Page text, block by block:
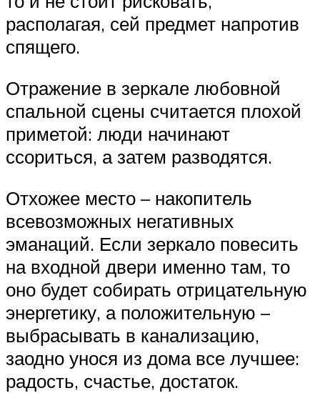
располагая, сей предмет напротив
спящего.
Отражение в зеркале любовной
спальной сцены считается плохой
приметой: люди начинают
ссориться, а затем разводятся.
Отхожее место – накопитель
всевозможных негативных
эманаций. Если зеркало повесить
на входной двери именно там, то
оно будет собирать отрицательную
энергетику, а положительную –
выбрасывать в канализацию,
заодно унося из дома все лучшее:
радость, счастье, достаток.